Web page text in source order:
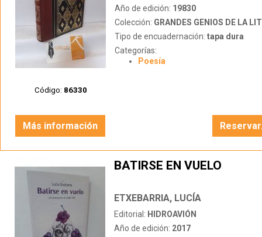
Código: 86330
Año de edición: 19830
Colección: GRANDES GENIOS DE LA
Tipo de encuadernación: tapa dura
Categorías:
Poesía
Más información
BATIRSE EN VUELO
ETXEBARRIA, LUCÍA
Editorial: HIDROAVIÓN
Año de edición: 2017